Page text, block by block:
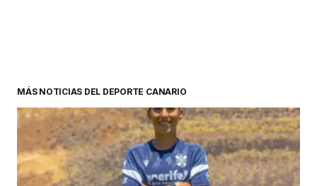
MÁS NOTICIAS DEL DEPORTE CANARIO